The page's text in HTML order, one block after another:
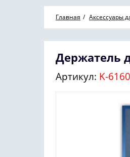
Главная Аксессуары
Держатель
Артикул: K-6160